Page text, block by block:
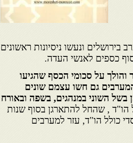
ונעשו ניסיונות ראשונים
כספים לאנשי העדה.
על סכומי הכסף שהגיעו
גם חשו עצמם שונים
בשל השוני במנהגים, בשפה ובאורח
, שהחל להתארגן בסוף שנות
כולל הו"ד, עזר למערבים